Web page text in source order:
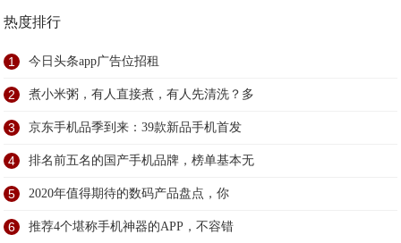
热度排行
1 今日头条app广告位招租
2 煮小米粥，有人直接煮，有人先清洗？多
3 京东手机品季到来：39款新品手机首发
4 排名前五名的国产手机品牌，榜单基本无
5 2020年值得期待的数码产品盘点，你
6 推荐4个堪称手机神器的APP，不容错